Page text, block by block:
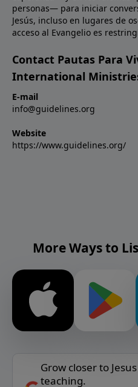
personas— para iniciar
Jesús, incluso en lugares de
acceso al Evangelio es
Contact Pautas Para
International
E-mail
info@guidelines.org
Website
https://www.guidelines.org/
More Ways to
Grow closer to
teaching.